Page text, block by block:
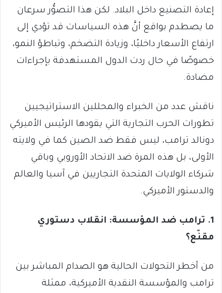
إعادة التصنيع داخل البلاد. لكن هذا التصوُّر سرعان
ما يصطدم بواقع أنَّ هذه السياسات قد تؤدي إلى
ارتفاع الأسعار داخليًا، وزيادة التضخم، وتباطؤ النمو،
خصوصًا في حال ردت الدول المستهدفة بإجراءات
مضادة.
ناقش عدد من الخبراء والمحللين الاستراتيجيين
تطورات الحرب التجارية التي يقودها الرئيس الأميركي
دونالد ترامب، ليس فقط ضد الصين كما في ولايته
الأولى، بل هذه المرة ضد الاتحاد الأوروبي وباقي
شركاء الولايات المتحدة التجاريين في آسيا والعالم
والدستور الأميركي.
1. ترامب ضد المؤسسة: انقلاب دستوري
مقنّع؟
من أخطر التحولات الحالية هو الصدام المباشر بين
ترامب والمؤسسة النقدية الأميركية، ممثلة